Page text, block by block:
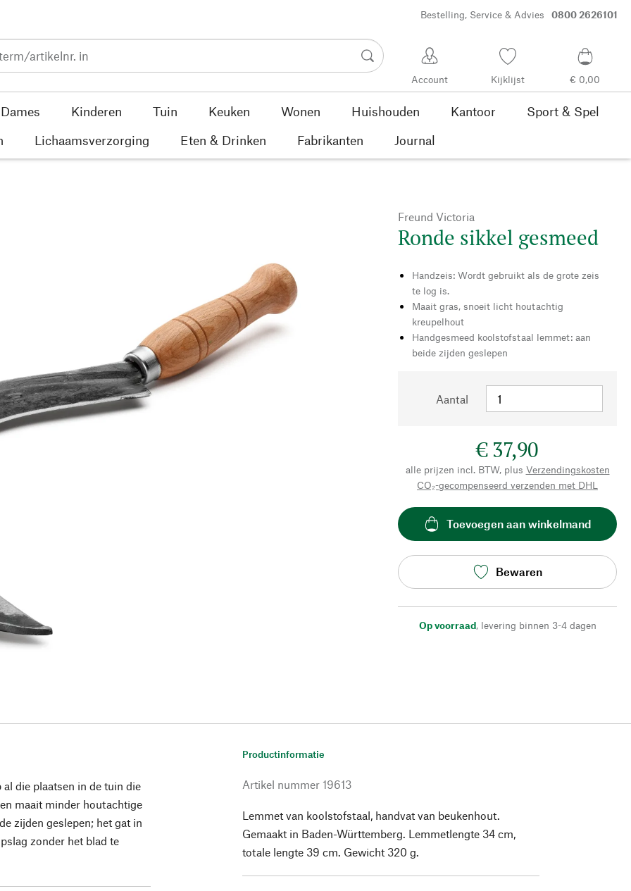
Bestelling, Service & Advies 0800 2626101
Account Kijklijst € 0,00
Dames Kinderen Tuin Keuken Wonen Huishouden Kantoor
Sport & Spel
Lichaamsverzorging Eten & Drinken Fabrikanten Journal
Freund Victoria
Ronde sikkel gesmeed
Handzeis: Wordt gebruikt als de grote zeis
te log is.
Maait gras, snoeit licht houtachtig
kreupelhout
Handgesmeed koolstofstaal lemmet: aan
beide zijden geslepen
Aantal
€ 37,90
alle prijzen incl. BTW, plus Verzendingskosten
CO₂-gecompenseerd verzenden met DHL
Toevoegen aan winkelmand
Bewaren
Op voorraad, levering binnen 3-4 dagen
die plaatsen in de tuin die
maait minder houtachtige
zijden geslepen; het gat in
zonder het blad te
Productinformatie
Artikel nummer 19613
Lemmet van koolstofstaal, handvat van beukenhout.
Gemaakt in Baden-Württemberg. Lemmetlengte 34 cm,
totale lengte 39 cm. Gewicht 320 g.